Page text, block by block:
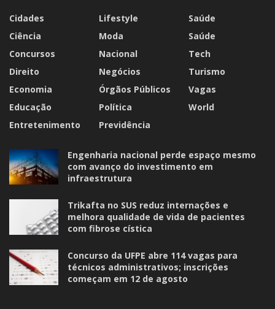
Cidades
Ciência
Concursos
Direito
Economia
Educação
Entretenimento
Lifestyle
Moda
Nacional
Negócios
Órgãos Públicos
Política
Previdência
Saúde
Saúde
Tech
Turismo
Vagas
World
Engenharia nacional perde espaço mesmo
com avanço do investimento em
infraestrutura
Trikafta no SUS reduz internações e
melhora qualidade de vida de pacientes
com fibrose cística
Concurso da UFPE abre 114 vagas para
técnicos administrativos; inscrições
começam em 12 de agosto